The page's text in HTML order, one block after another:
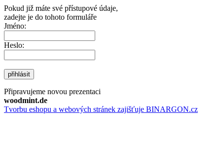
Pokud již máte své přístupové údaje,
zadejte je do tohoto formuláře
Jméno:
Heslo:
přihlásit
Připravujeme novou prezentaci
woodmint.de
Tvorbu eshopu a webových stránek zajišťuje BINARGON.cz